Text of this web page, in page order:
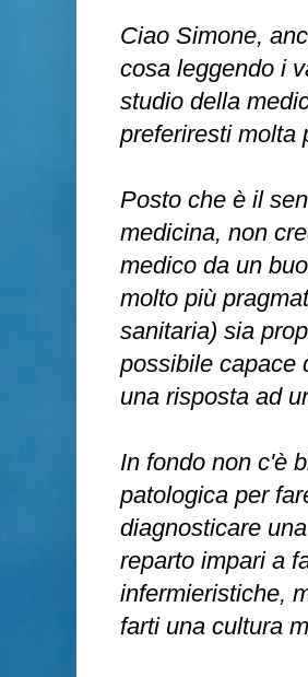
Ciao Simone,
cosa leggendo i
studio della
preferiresti molta
Posto che è il
medicina, non
medico da un
molto più
sanitaria) sia
possibile capace
una risposta ad
In fondo non c'è
patologica per
diagnosticare
reparto impari a
infermieristiche,
farti una cultura